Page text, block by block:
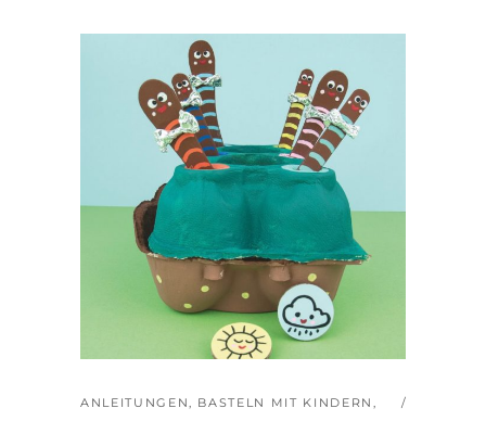
ANLEITUNGEN, BASTELN MIT KINDERN ,